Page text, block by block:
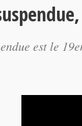
est le